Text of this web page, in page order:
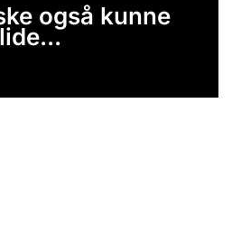
også kunne
lide...